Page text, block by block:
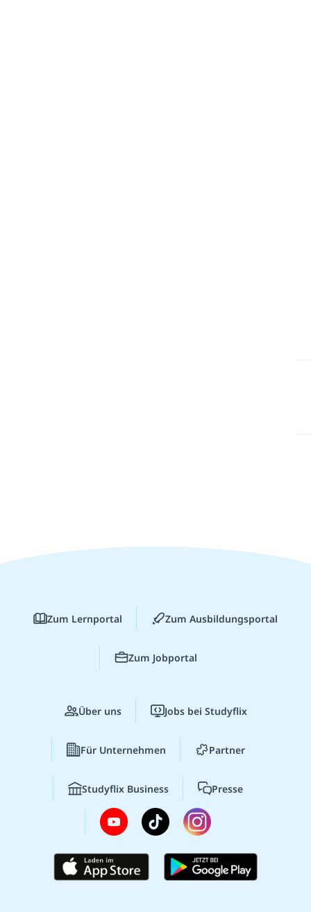
Zum Lernportal Zum Ausbildungsportal
Zum Jobportal
Über uns Jobs bei Studyflix
Für Unternehmen Partner
Studyflix Business Presse